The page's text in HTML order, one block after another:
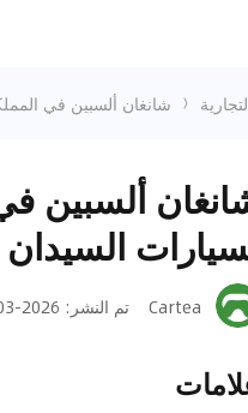
شانغان ألسبين في
ألسبين
السيدان
Cartea تم النشر :
2026-03-28